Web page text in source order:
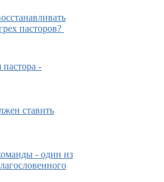
пасторов?
-
ставить
- один из